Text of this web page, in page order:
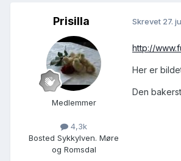
Prisilla
Medlemmer
4,3k
Bosted Sykkylven. Møre
og Romsdal
Skrevet 27.
http://
Her er
Den